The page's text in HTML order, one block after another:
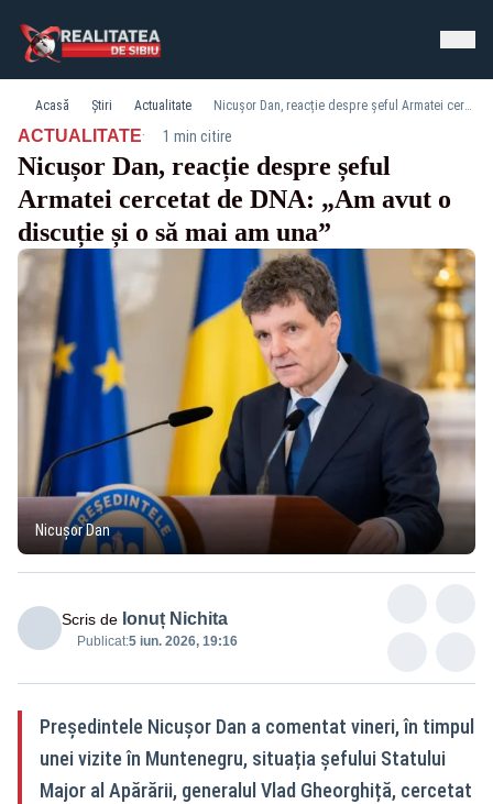
Acasă Știri Actualitate Nicușor Dan, reacție despre șeful Armatei cercetat de DNA: „Am avut o discuție și o să mai am una”
ACTUALITATE· 1 min citire
Nicușor Dan, reacție despre șeful
Armatei cercetat de DNA: „Am avut o
discuție și o să mai am una”
Nicușor Dan
Scris de Ionuț Nichita
Publicat:5 iun. 2026, 19:16
Președintele Nicușor Dan a comentat vineri, în timpul
unei vizite în Muntenegru, situația șefului Statului
Major al Apărării, generalul Vlad Gheorghiță, cercetat